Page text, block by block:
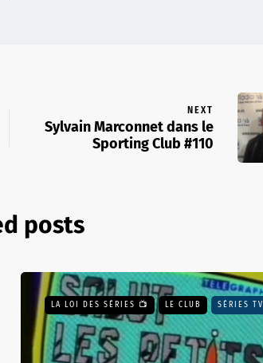
NEXT
Sylvain Marconnet dans le
Sporting Club #110
posts
LA LOI DES SÉRIES 📺 LE CLUB SÉRIES TV